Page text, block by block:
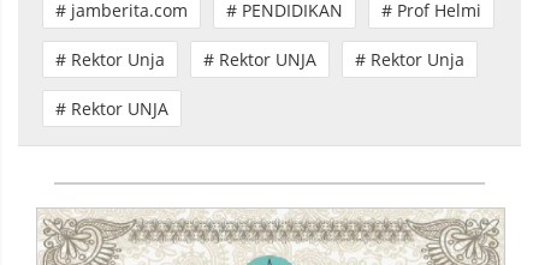
# jamberita.com # PENDIDIKAN # Prof Helmi
# Rektor Unja # Rektor UNJA # Rektor Unja
# Rektor UNJA